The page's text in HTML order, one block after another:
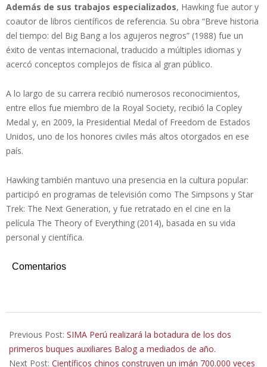
Además de sus trabajos especializados, Hawking fue autor y
coautor de libros científicos de referencia. Su obra “Breve historia
del tiempo: del Big Bang a los agujeros negros” (1988) fue un
éxito de ventas internacional, traducido a múltiples idiomas y
acercó conceptos complejos de física al gran público.
A lo largo de su carrera recibió numerosos reconocimientos,
entre ellos fue miembro de la Royal Society, recibió la Copley
Medal y, en 2009, la Presidential Medal of Freedom de Estados
Unidos, uno de los honores civiles más altos otorgados en ese
país.
Hawking también mantuvo una presencia en la cultura popular:
participó en programas de televisión como The Simpsons y Star
Trek: The Next Generation, y fue retratado en el cine en la
película The Theory of Everything (2014), basada en su vida
personal y científica.
Comentarios
02-
05
Previous Post: SIMA Perú realizará la botadura de los dos
primeros buques auxiliares Balog a mediados de año.
Next Post: Científicos chinos construyen un imán 700.000 veces